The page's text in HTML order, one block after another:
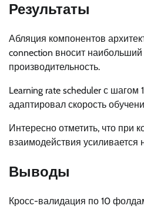
Результаты
Абляция компонентов
connection вносит наибольший
производительность.
Learning rate scheduler с шагом
адаптировал скорость
Интересно отметить, что при
взаимодействия усиливается
Выводы
Кросс-валидация по 10